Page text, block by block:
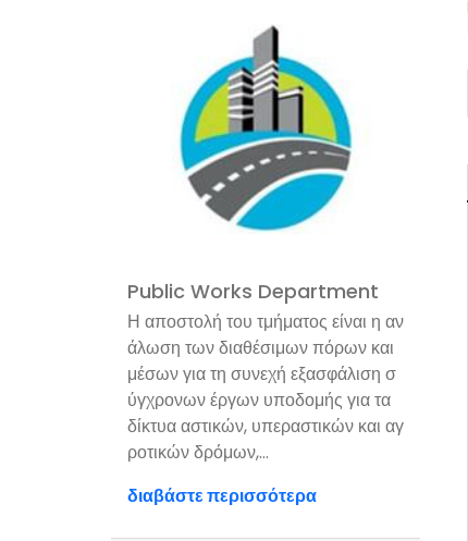
Public Works Department
Η αποστολή του τμήματος είναι η αν
άλωση των διαθέσιμων πόρων και
μέσων για τη συνεχή εξασφάλιση σ
ύγχρονων έργων υποδομής για τα
δίκτυα αστικών, υπεραστικών και αγ
ροτικών δρόμων,...
διαβάστε περισσότερα